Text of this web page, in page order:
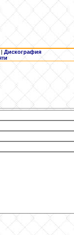
| Дискография